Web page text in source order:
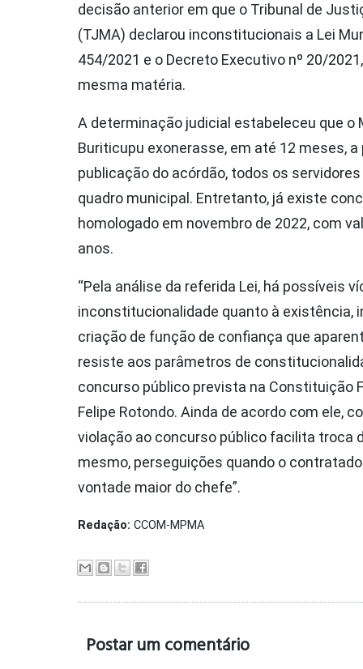
decisão anterior em que o Tribunal de
(TJMA) declarou inconstitucionais a Lei
454/2021 e o Decreto Executivo nº 20/
mesma matéria.
A determinação judicial estabeleceu que o
Buriticupu exonerasse, em até 12 meses, a
publicação do acórdão, todos os
quadro municipal. Entretanto, já existe
homologado em novembro de 2022, com
anos.
“Pela análise da referida Lei, há possíveis
inconstitucionalidade quanto à existência,
criação de função de confiança que
resiste aos parâmetros de
concurso público prevista na Constituição
Felipe Rotondo. Ainda de acordo com ele,
violação ao concurso público facilita troca
mesmo, perseguições quando o
vontade maior do chefe”.
Redação: CCOM-MPMA
Postar um comentário